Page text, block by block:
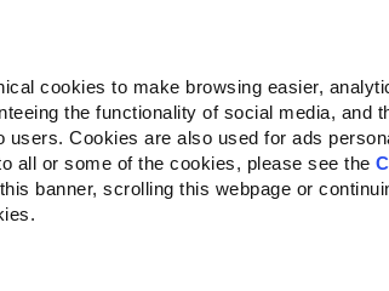
cookies to make browsing easier,
the functionality of social media, and
users. Cookies are also used for ads
all or some of the cookies, please see the
banner, scrolling this webpage or
Companion for Life